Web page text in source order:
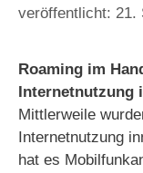
21.
Roaming im
Internetnutzung
Mittlerweile
Internetnutzung
hat es